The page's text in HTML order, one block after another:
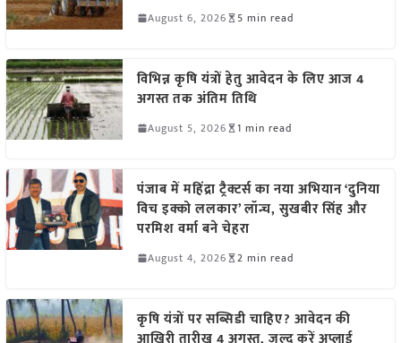
August 6, 2026 5 min read
विभिन्न कृषि यंत्रों हेतु आवेदन के लिए आज 4
अगस्त तक अंतिम तिथि
August 5, 2026 1 min read
पंजाब में महिंद्रा ट्रैक्टर्स का नया अभियान ‘दुनिया
विच इक्को ललकार’ लॉन्च, सुखबीर सिंह और
परमिश वर्मा बने चेहरा
August 4, 2026 2 min read
कृषि यंत्रों पर सब्सिडी चाहिए? आवेदन की